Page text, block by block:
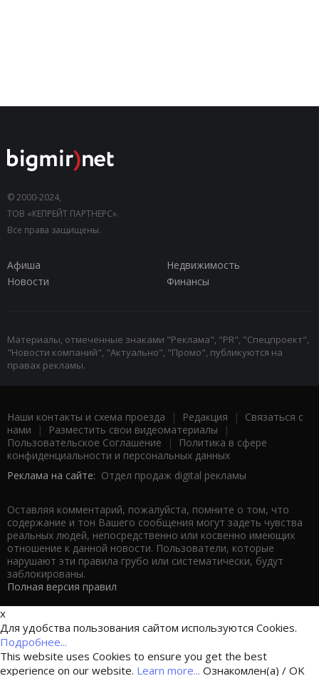
© 2000-2024,
ТОВ «КЕПРЕЙТ ПАРТНЕРС».
Все права защищены.
Афиша
Недвижимость
Новости
Финансы
Материалы, отмеченные знаками "Реклама", "PR", "Спецпроект",
"Новости компаний", "Актуально", "Промо", публикуются на
правах рекламы.
Наши контакты и схема проезда | Редакция | Связаться с
нами | Разместить свои видеоматериалы |
Пользовательское Соглашение |
Политика в сфере
конфиденциальности и персональных данных
Реклама на сайте: Отдел продаж digital рекламы
Оставляя комментарий, пожалуйста, помните о том, что
содержание и тон Вашего сообщения могут задеть чувства
реальных людей, непосредственно или косвенно имеющих
отношение к данной новости. Пользователи, которые
нарушают эти правила грубо или систематически, будут
заблокированы.
Полная версия правил
x
Для удобства пользования сайтом используются Cookies.
Подробнее...
This website uses Cookies to ensure you get the best
experience on our website. Learn more... Ознакомлен(а) / OK